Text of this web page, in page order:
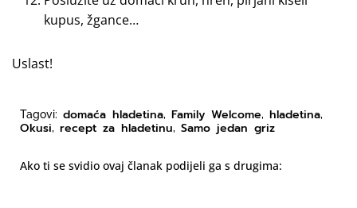
kupus, žgance…
Uslast!
Tagovi: domaća hladetina, Family Welcome, hladetina,
Okusi, recept za hladetinu, Samo jedan griz
Ako ti se svidio ovaj članak podijeli ga s drugima: